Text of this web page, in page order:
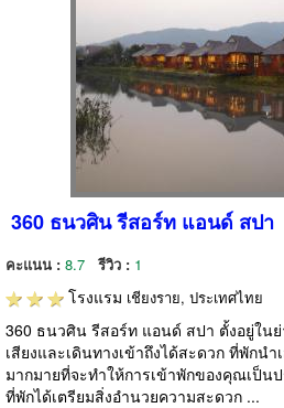
360 ธนวศิน รีสอร์ท แอนด์ สปา
คะแนน : 8.7 รีวิว : 1
โรงแรม เชียงราย, ประเทศไทย
360 ธนวศิน รีสอร์ท แอนด์ สปา ตั้งอยู่ในย่
เสียงและเดินทางเข้าถึงได้สะดวก ที่พักน
มากมายที่จะทำให้การเข้าพักของคุณเป็น
ที่พักได้เตรียมสิ่งอำนวยความสะดวก ...